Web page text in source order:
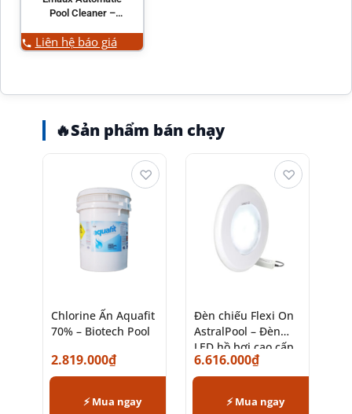
Pool Cleaner –
Liên hệ báo giá
🔥Sản phẩm bán chạy
Chlorine Ấn Aquafit
70% – Biotech Pool
2.819.000₫
⚡ Mua ngay
♡
Đèn chiếu Flexi On
AstralPool – Đèn
LED hồ bơi cao cấp
chính hãng
6.616.000₫
⚡ Mua ngay
♡